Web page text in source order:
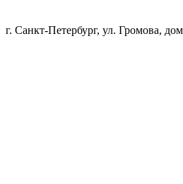
г. Санкт-Петербург, ул. Громова,